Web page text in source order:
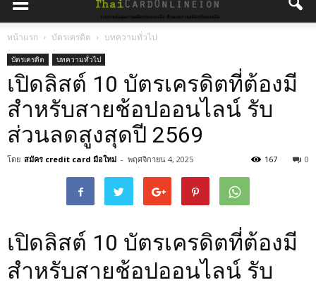
หน้าแรก บัตรเครดิต บทความทั่วไป
บัตรเครดิต บทความทั่วไป
เปิดลิสต์ 10 บัตรเครดิตที่ต้องมี
สำหรับสายช้อปออนไลน์ รับ
ส่วนลดสูงสุดปี 2569
โดย สมัคร credit card มือใหม่ - พฤศจิกายน 4, 2025 0
167
เปิดลิสต์ 10 บัตรเครดิตที่ต้องมี
สำหรับสายช้อปออนไลน์ รับ